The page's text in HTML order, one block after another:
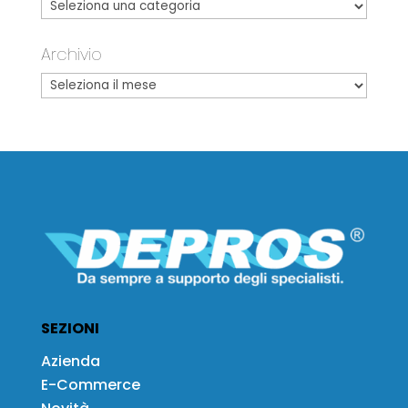
Archivio
SEZIONI
Azienda
E-Commerce